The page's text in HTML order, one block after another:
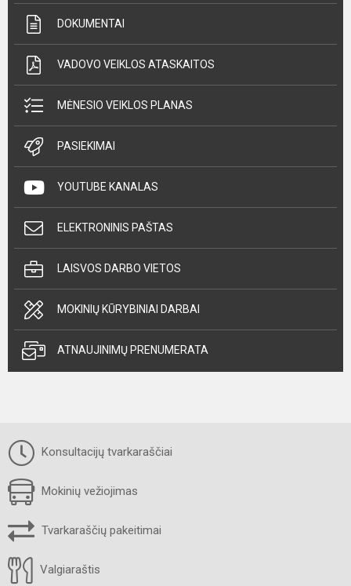
DOKUMENTAI
VADOVO VEIKLOS ATASKAITOS
MĖNESIO VEIKLOS PLANAS
PASIEKIMAI
YOUTUBE KANALAS
ELEKTRONINIS PAŠTAS
LAISVOS DARBO VIETOS
MOKINIŲ KŪRYBINIAI DARBAI
ATNAUJINIMŲ PRENUMERATA
Konsultacijų tvarkaraščiai
Mokinių vežiojimas
Tvarkaraščių pakeitimai
Valgiaraštis